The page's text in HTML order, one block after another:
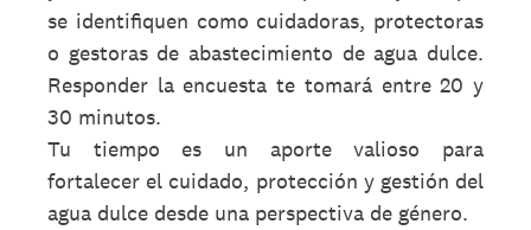
se identifiquen como cuidadoras, protectoras
o gestoras de abastecimiento de agua dulce.
Responder la encuesta te tomará entre 20 y
30 minutos.
Tu tiempo es un aporte valioso para
fortalecer el cuidado, protección y gestión del
agua dulce desde una perspectiva de género.